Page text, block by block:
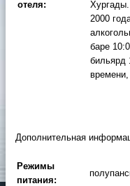
отеля:
2000
баре
бильярд
времени,
Дополнительная
Режимы
питания: